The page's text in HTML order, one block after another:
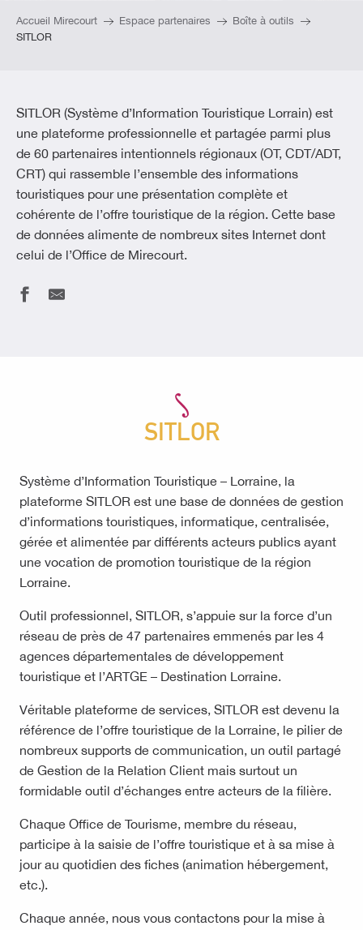
Accueil Mirecourt Espace partenaires
Boîte à outils
SITLOR
SITLOR (Système d’Information Touristique Lorrain) est
une plateforme professionnelle et partagée parmi plus
de 60 partenaires intentionnels régionaux (OT, CDT/ADT,
CRT) qui rassemble l’ensemble des informations
touristiques pour une présentation complète et
cohérente de l’offre touristique de la région. Cette base
de données alimente de nombreux sites Internet dont
celui de l’Office de Mirecourt.
SITLOR
Système d’Information Touristique – Lorraine, la
plateforme SITLOR est une base de données de gestion
d’informations touristiques, informatique, centralisée,
gérée et alimentée par différents acteurs publics ayant
une vocation de promotion touristique de la région
Lorraine.
Outil professionnel, SITLOR, s’appuie sur la force d’un
réseau de près de 47 partenaires emmenés par les 4
agences départementales de développement
touristique et l’ARTGE – Destination Lorraine.
Véritable plateforme de services, SITLOR est devenu la
référence de l’offre touristique de la Lorraine, le pilier de
nombreux supports de communication, un outil partagé
de Gestion de la Relation Client mais surtout un
formidable outil d’échanges entre acteurs de la filière.
Chaque Office de Tourisme, membre du réseau,
participe à la saisie de l’offre touristique et à sa mise à
jour au quotidien des fiches (animation hébergement,
etc.).
Chaque année, nous vous contactons pour la mise à